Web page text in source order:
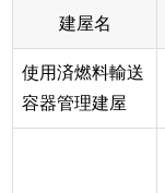
建屋名
使用済燃料輸送
容器管理建屋